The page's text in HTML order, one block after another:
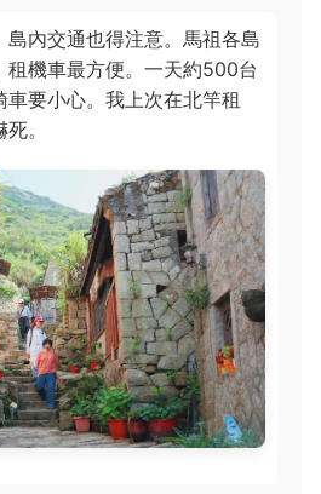
島內交通也得注意。馬祖各島
租機車最方便。一天約500台
要小心。我上次在北竿租
。